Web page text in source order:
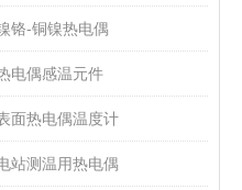
铬-铜镍热电偶
电偶感温元件
面热电偶温度计
站测温用热电偶